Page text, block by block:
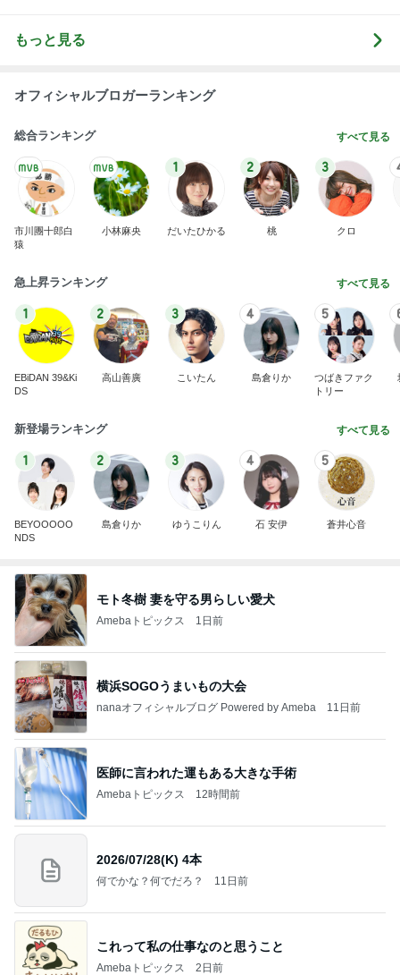
もっと見る
オフィシャルブロガーランキング
総合ランキング すべて見る
市川團十郎白
猿
小林麻央
1
だいたひかる
2
桃
3
クロ
急上昇ランキング すべて見る
1
EBiDAN 39&Ki
DS
2
高山善廣
3
こいたん
4
島倉りか
5
つばきファク
トリー
新登場ランキング すべて見る
1
BEYOOOOO
NDS
2
島倉りか
3
ゆうこりん
4
石 安伊
5
蒼井心音
モト冬樹 妻を守る男らしい愛犬
Amebaトピックス 1日前
横浜SOGOうまいもの大会
nanaオフィシャルブログ Powered by Ameba 11日前
医師に言われた運もある大きな手術
Amebaトピックス 12時間前
2026/07/28(K) 4本
何でかな？何でだろ？ 11日前
これって私の仕事なのと思うこと
Amebaトピックス 2日前